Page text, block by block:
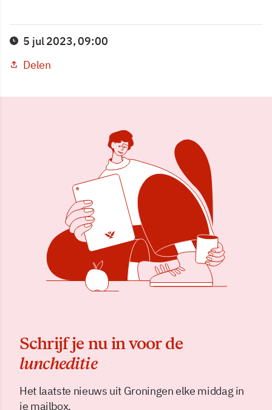
5 jul 2023, 09:00
Delen
Schrijf je nu in voor de
luncheditie
Het laatste nieuws uit Groningen elke middag in
je mailbox.